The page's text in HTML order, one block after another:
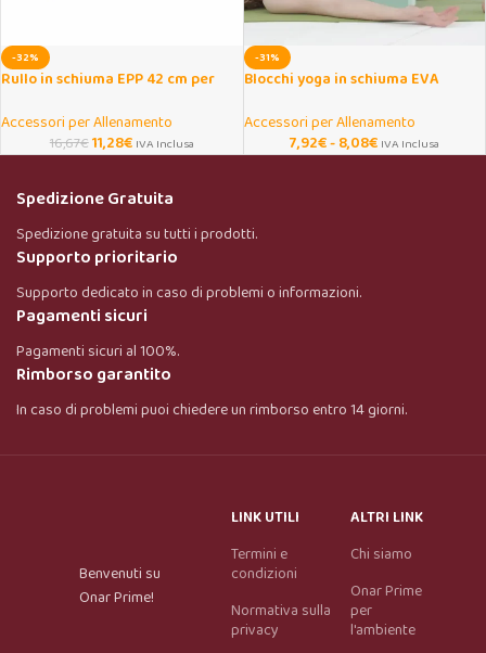
-32%
Rullo in schiuma EPP 42 cm per
Accessori per Allenamento
16,67€11,28€ IVA Inclusa
-31%
Blocchi yoga in schiuma EVA
Accessori per Allenamento
7,92€-8,08€ IVA Inclusa
Spedizione Gratuita
Spedizione gratuita su tutti i prodotti.
Supporto prioritario
Supporto dedicato in caso di problemi o informazioni.
Pagamenti sicuri
Pagamenti sicuri al 100%.
Rimborso garantito
In caso di problemi puoi chiedere un rimborso entro 14 giorni.
Benvenuti su
Onar Prime!
LINK UTILI
Termini e
condizioni
Normativa sulla
privacy
ALTRI LINK
Chi siamo
Onar Prime
per
l'ambiente